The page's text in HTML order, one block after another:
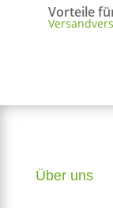
Vorteile
Über uns